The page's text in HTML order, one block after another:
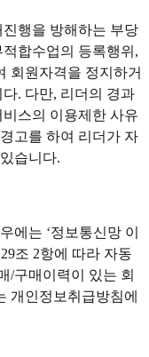
행을 방해하는 부당
합수업의 등록행위,
회원자격을 정지하거
. 다만, 리더의 경과
스의 이용제한 사유
고를 하여 리더가 자
습니다.
에는 ‘정보통신망 이
조 2항에 따라 자동
/구매이력이 있는 회
개인정보취급방침에